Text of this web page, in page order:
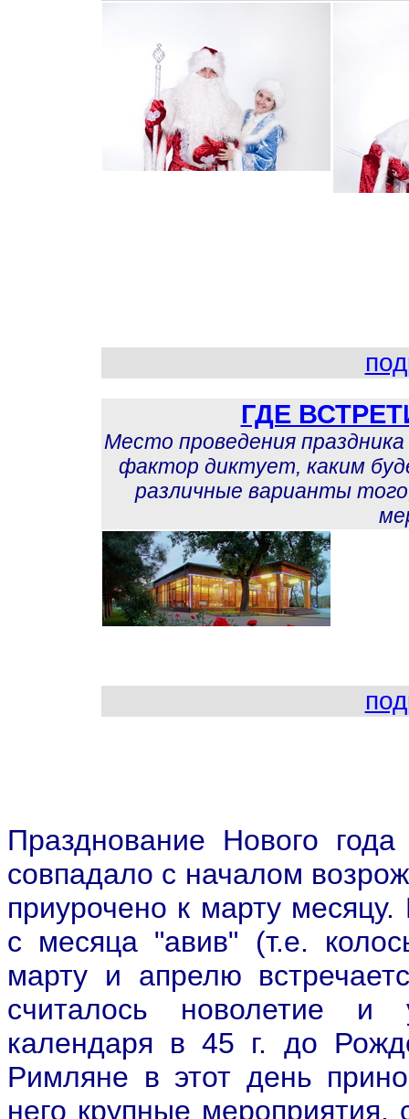
ГДЕ
Место проведения
фактор диктует, каким
различные варианты
Празднование Нового
совпадало с началом
приурочено к марту
с месяца "авив" (т.е.
марту и апрелю
считалось новолетие
календаря в 45 г. до
Римляне в этот день
него крупные